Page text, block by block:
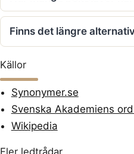
Finns det längre
Källor
Synonymer.se
Svenska Akademiens
Wikipedia